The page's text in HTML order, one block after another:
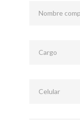
Nombre
Cargo
Celular